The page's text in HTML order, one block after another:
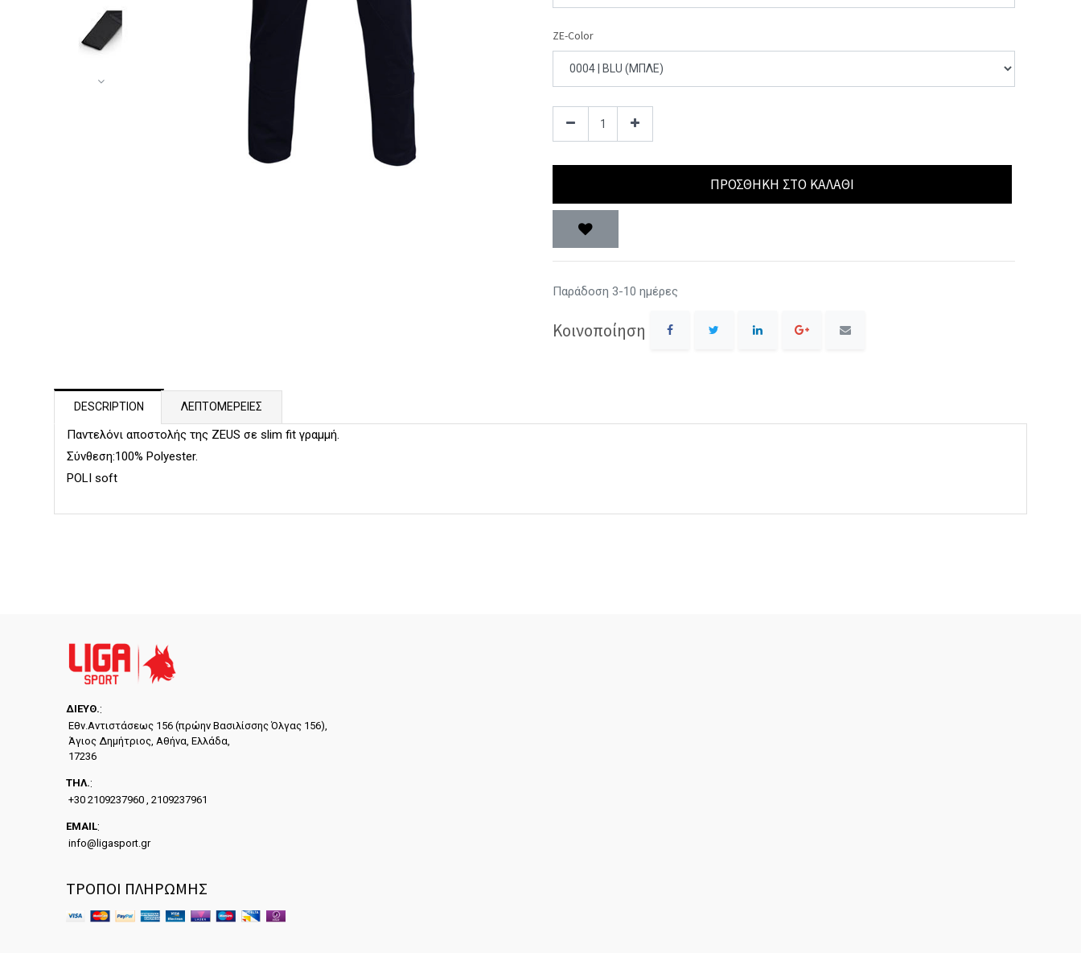
ZE-Color
ΠΡΟΣΘΉΚΗ ΣΤΟ ΚΑΛΆΘΙ
Παράδοση 3-10 ημέρες
Κοινοποίηση
DESCRIPTION ΛΕΠΤΟΜΕΡΕΙΕΣ
Παντελόνι αποστολής της ZEUS σε slim fit γραμμή.
Σύνθεση:100% Polyester.
POLI soft
ΔΙΕYΘ.:
Εθν.Αντιστάσεως 156 (πρώην Βασιλίσσης Όλγας 156),
Άγιος Δημήτριος, Αθήνα, Ελλάδα,
17236
ΤΗΛ.:
+30 2109237960 , 2109237961
EMAIL:
info@ligasport.gr
ΤΡΟΠΟΙ ΠΛΗΡΩΜΗΣ